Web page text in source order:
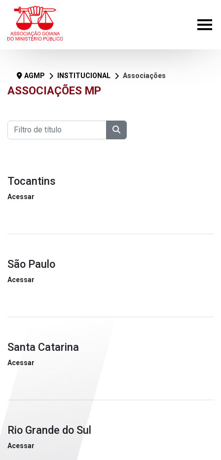
ASSOCIAÇÕES MP
AGMP INSTITUCIONAL Associações MP
Filtros
Filtro de título
Tocantins
Acessar
São Paulo
Acessar
Santa Catarina
Acessar
Rio Grande do Sul
Acessar